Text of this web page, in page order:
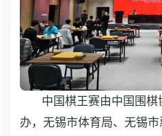
中国棋王赛由中国围
办，无锡市体育局、无锡市